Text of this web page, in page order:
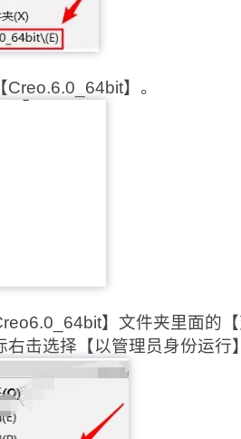
】。
】文件夹里面的
右击选择【以管理员身份运行